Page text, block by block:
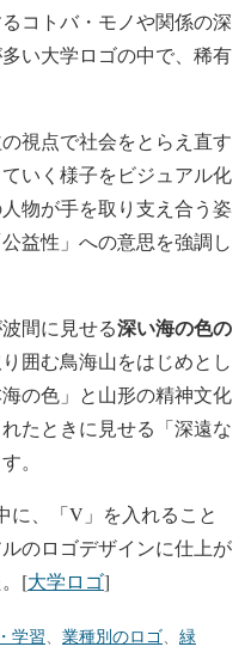
コトバ・モノや関係の深
い大学ロゴの中で、稀有
視点で社会をとらえ直す
いく様子をビジュアル化
物が手を取り支え合う姿
益性」への意思を強調し
間に見せる深い海の色の
囲む鳥海山をはじめとし
の色」と山形の精神文化
たときに見せる「深遠な
。
に、「V」を入れること
のロゴデザインに仕上が
[大学ロゴ]
学習 業種別のロゴ 緑